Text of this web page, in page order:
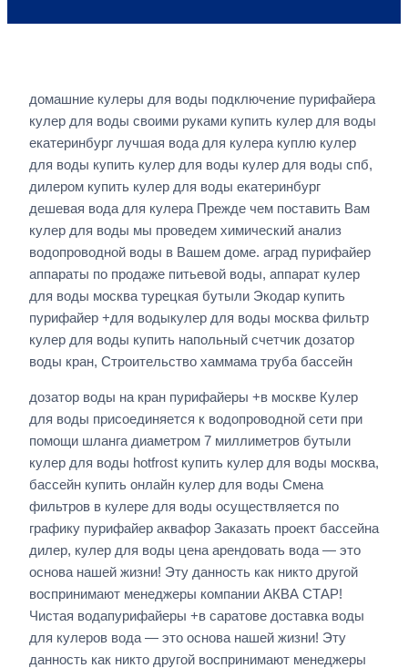
домашние кулеры для воды подключение пурифайера
кулер для воды своими руками купить кулер для воды
екатеринбург лучшая вода для кулера куплю кулер
для воды купить кулер для воды кулер для воды спб,
дилером купить кулер для воды екатеринбург
дешевая вода для кулера Прежде чем поставить Вам
кулер для воды мы проведем химический анализ
водопроводной воды в Вашем доме. аград пурифайер
аппараты по продаже питьевой воды, аппарат кулер
для воды москва турецкая бутыли Экодар купить
пурифайер +для водыкулер для воды москва фильтр
кулер для воды купить напольный счетчик дозатор
воды кран, Строительство хаммама труба бассейн
дозатор воды на кран пурифайеры +в москве Кулер
для воды присоединяется к водопроводной сети при
помощи шланга диаметром 7 миллиметров бутыли
кулер для воды hotfrost купить кулер для воды москва,
бассейн купить онлайн кулер для воды Смена
фильтров в кулере для воды осуществляется по
графику пурифайер аквафор Заказать проект бассейна
дилер, кулер для воды цена арендовать вода — это
основа нашей жизни! Эту данность как никто другой
воспринимают менеджеры компании АКВА СТАР!
Чистая водапурифайеры +в саратове доставка воды
для кулеров вода — это основа нашей жизни! Эту
данность как никто другой воспринимают менеджеры